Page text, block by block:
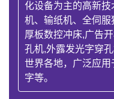
化设备为主的高新
机、输纸机、全伺
厚板数控冲床,广告
孔机,外露发光字穿
世界各地，广泛应
字等。